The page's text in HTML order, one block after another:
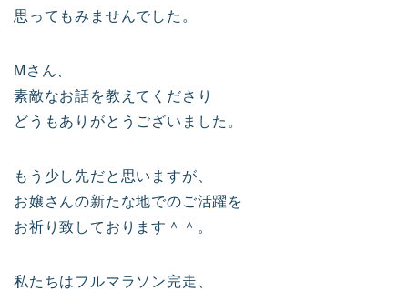
思ってもみませんでした。
Mさん、
素敵なお話を教えてくださり
どうもありがとうございました。
もう少し先だと思いますが、
お嬢さんの新たな地でのご活躍を
お祈り致しております＾＾。
私たちはフルマラソン完走、